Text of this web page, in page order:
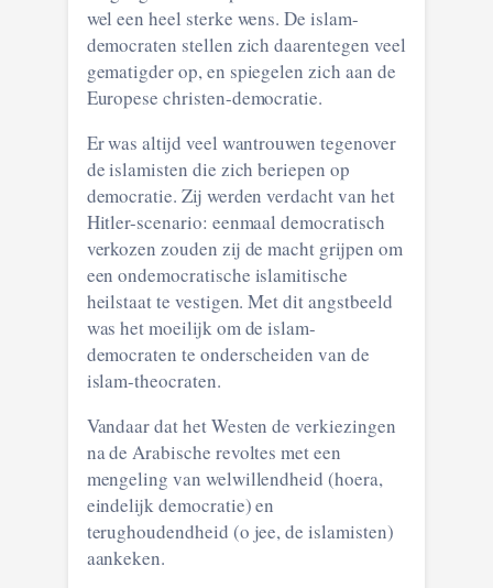
wel een heel sterke wens. De islam-
democraten stellen zich daarentegen veel
gematigder op, en spiegelen zich aan de
Europese christen-democratie.
Er was altijd veel wantrouwen tegenover
de islamisten die zich beriepen op
democratie. Zij werden verdacht van het
Hitler-scenario: eenmaal democratisch
verkozen zouden zij de macht grijpen om
een ondemocratische islamitische
heilstaat te vestigen. Met dit angstbeeld
was het moeilijk om de islam-
democraten te onderscheiden van de
islam-theocraten.
Vandaar dat het Westen de verkiezingen
na de Arabische revoltes met een
mengeling van welwillendheid (hoera,
eindelijk democratie) en
terughoudendheid (o jee, de islamisten)
aankeken.